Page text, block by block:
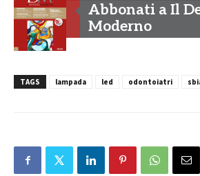
Abbonati a Il
Moderno
TAGS lampada led odontoiatri